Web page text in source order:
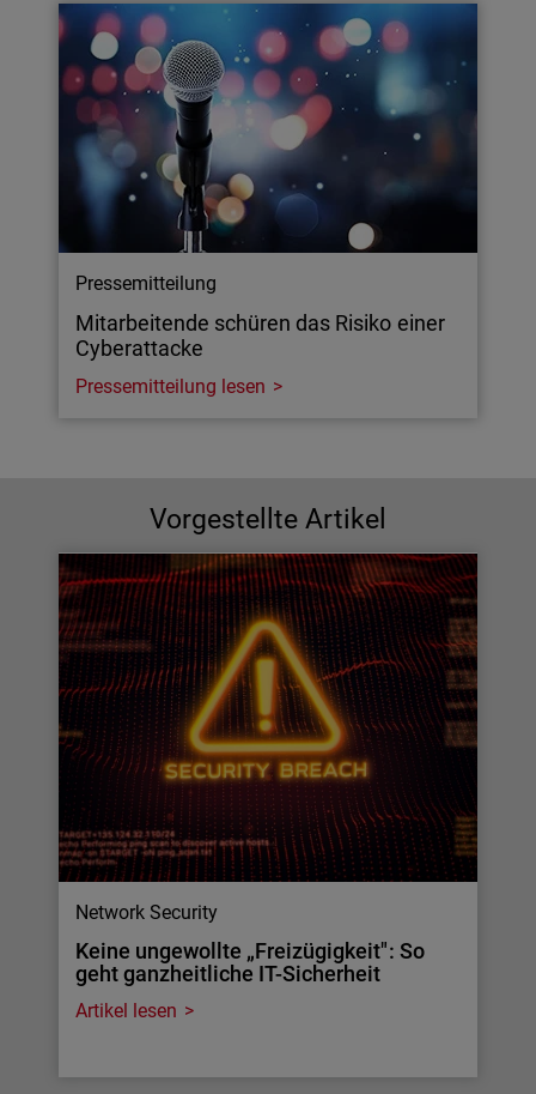
Pressemitteilung
Mitarbeitende schüren das Risiko einer
Cyberattacke
Pressemitteilung lesen
Vorgestellte Artikel
Network Security
Keine ungewollte „Freizügigkeit": So
geht ganzheitliche IT-Sicherheit
Artikel lesen